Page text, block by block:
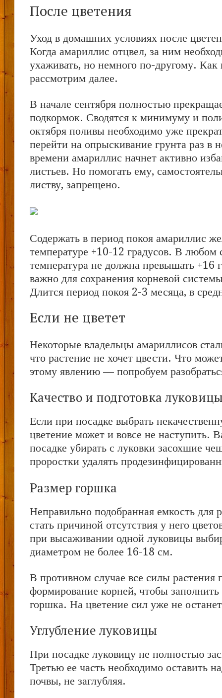
После цветения
Уход в домашних условиях после
Когда амариллис отцвел, за ним
ухаживать, но немного по-другому.
рассмотрим далее.
В начале сентября полностью
подкормок. Сводятся к минимуму и
октября поливы необходимо уже
перейти на опрыскивание грунта раз в
времени амариллис начнет активно
листьев. Но помогать ему,
листву, запрещено.
Содержать в период покоя амариллис
температуре +10-12 градусов. В любом
температура не должна превышать +16
важно для сохранения корневой
Длится период покоя 2-3 месяца, в
Если не цветет
Некоторые владельцы амариллисов
что растение не хочет цвести. Что
этому явлению — попробуем
Качество и подготовка
Если при посадке выбрать
цветение может и вовсе не наступить.
посадке убирать с луковки засохшие
проростки удалять
Размер горшка
Неправильно подобранная емкость для
стать причиной отсутствия у него
при высаживании одной луковицы
диаметром не более 16-18 см.
В противном случае все силы растения
формирование корней, чтобы заполнить
горшка. На цветение сил уже не
Углубление луковицы
При посадке луковицу не полностью
Третью ее часть необходимо оставить
почвы, не заглубляя.